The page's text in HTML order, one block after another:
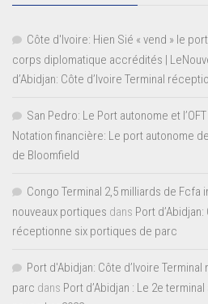
Côte d'Ivoire: Hien Sié « vend » le
corps diplomatique accrédités |
d’Abidjan: Côte d’Ivoire Terminal
San Pedro: Le Port autonome et
Notation financière: Le port autonome
de Bloomfield
Congo Terminal 2,5 milliards de Fcfa
nouveaux portiques dans Port
réceptionne six portiques de parc
Port d'Abidjan: Côte d’Ivoire
parc dans Port d’Abidjan : Le 2e